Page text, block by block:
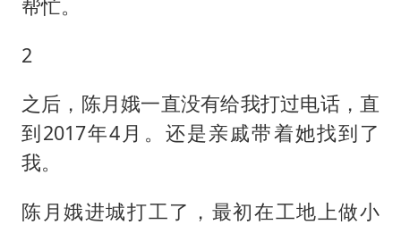
帮忙。
2
之后，陈月娥一直没有给我打过电话，直
到2017年4月。还是亲戚带着她找到了
我。
陈月娥进城打工了，最初在工地上做小